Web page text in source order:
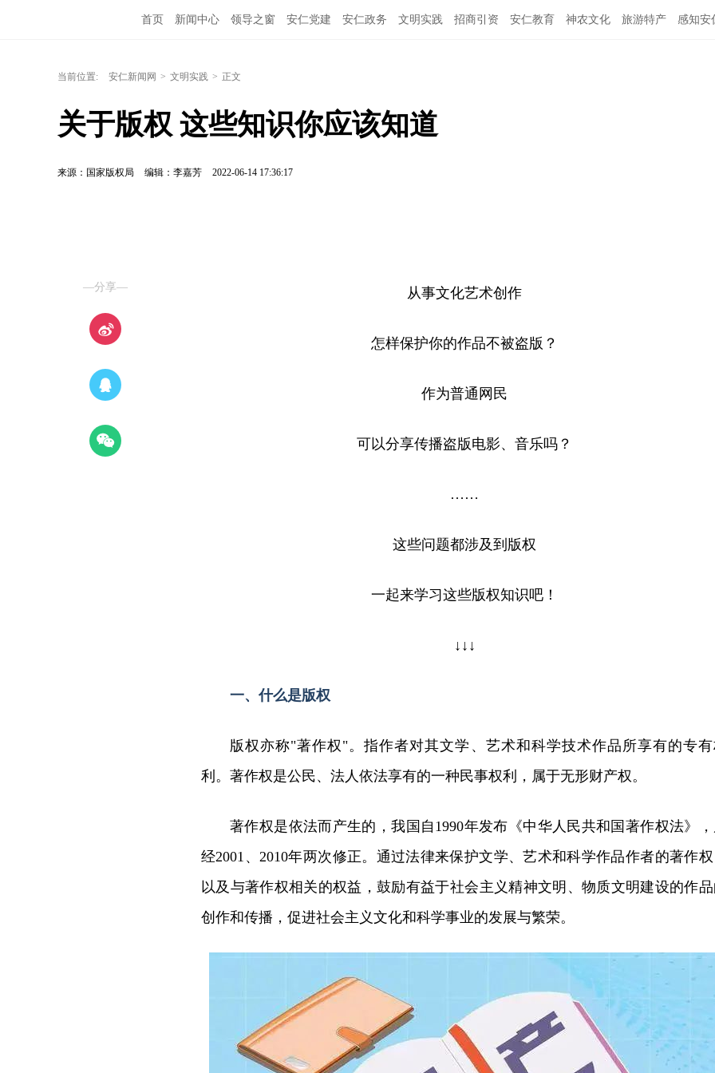
首页 新闻中心 领导之窗 安仁党建 安仁政务 文明实践 招商引资 安仁教育 神农文化 旅游特产 感知安
当前位置: 安仁新闻网 > 文明实践 > 正文
关于版权 这些知识你应该知道
来源：国家版权局 编辑：李嘉芳 2022-06-14 17:36:17
—分享— 从事文化艺术创作
怎样保护你的作品不被盗版？
作为普通网民
可以分享传播盗版电影、音乐吗？
……
这些问题都涉及到版权
一起来学习这些版权知识吧！
↓↓↓
一、什么是版权
版权亦称"著作权"。指作者对其文学、艺术和科学技术作品所享有的专
利。著作权是公民、法人依法享有的一种民事权利，属于无形财产权。
著作权是依法而产生的，我国自1990年发布《中华人民共和国著作权法》
经2001、2010年两次修正。通过法律来保护文学、艺术和科学作品作者的著作
以及与著作权相关的权益，鼓励有益于社会主义精神文明、物质文明建设的作
创作和传播，促进社会主义文化和科学事业的发展与繁荣。